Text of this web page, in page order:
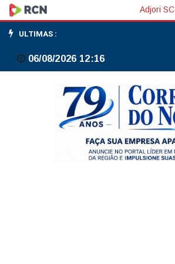
RJ:
polícia
faz
contra
clandestina
Adjori SC
ULTIMAS :
06/08/2026 12:16